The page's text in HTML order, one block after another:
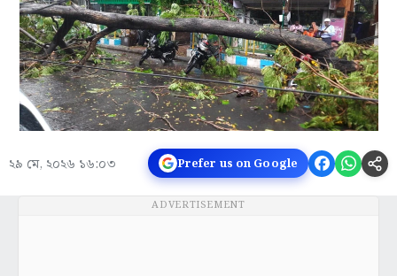
২৯ মে, ২০২৬ ১৬:০৩ Prefer us on Google
ADVERTISEMENT